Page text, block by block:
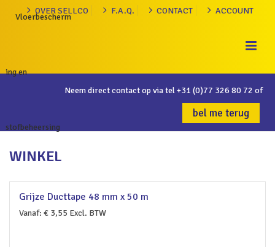
OVER SELLCO F.A.Q. CONTACT ACCOUNT
Neem direct contact op via tel+31 (0)77 326 80 72 of
bel me terug
WINKEL
Grijze Ducttape 48 mm x 50 m
Vanaf: € 3,55 Excl. BTW